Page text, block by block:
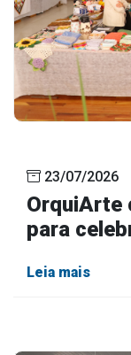
23/07/2026
OrquiArte
para
Leia mais